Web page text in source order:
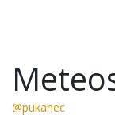
@pukanec